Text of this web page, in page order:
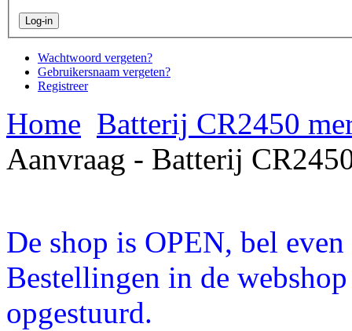
Wachtwoord vergeten?
Gebruikersnaam vergeten?
Registreer
Home Batterij CR2450
Aanvraag - Batterij
De shop is OPEN, bel
Bestellingen in de
opgestuurd.